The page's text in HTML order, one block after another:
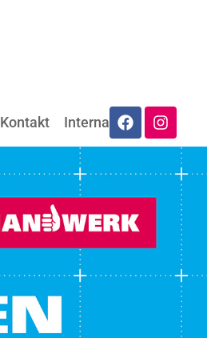
Kontakt Internat